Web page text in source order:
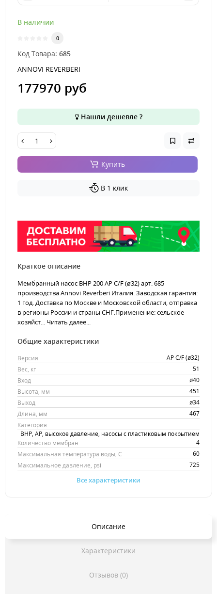
В наличии
0
Код Товара: 685
ANNOVI REVERBERI
177970 руб
Нашли дешевле ?
Купить
В 1 клик
Краткое описание
Мембранный насос BHP 200 AP C/F (ø32) арт. 685
производства Annovi Reverberi Италия. Заводская гарантия:
1 год. Доставка по Москве и Московской области, отправка
в регионы России и страны СНГ.Применение: сельское
хозяйст... Читать далее...
Общие характеристики
Версия
AP C/F (ø32)
Вес, кг
51
Вход
ø40
Высота, мм
451
Выход
ø34
Длина, мм
467
Категория
BHP, AP, высокое давление, насосы с пластиковым покрытием
Количество мембран
4
Максимальная температура воды, С
60
Максимальное давление, psi
725
Все характеристики
Описание
Характеристики
Отзывов (0)